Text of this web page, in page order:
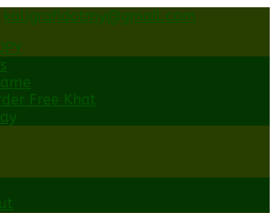
kaligrafidotmy@gmail.com
Free Khat